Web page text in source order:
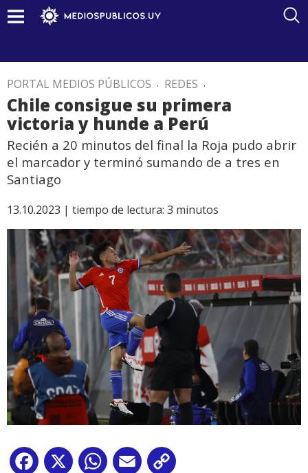
PORTAL MEDIOS PÚBLICOS . REDES .
Chile consigue su primera
victoria y hunde a Perú
Recién a 20 minutos del final la Roja pudo abrir
el marcador y terminó sumando de a tres en
Santiago
13.10.2023 | tiempo de lectura: 3 minutos
Facebook
X WhatsApp
Email